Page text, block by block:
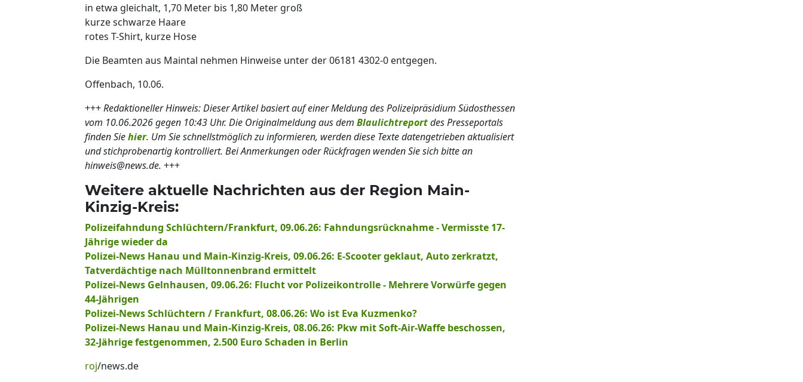
in etwa gleichalt, 1,70 Meter bis 1,80 Meter groß
kurze schwarze Haare
rotes T-Shirt, kurze Hose
Die Beamten aus Maintal nehmen Hinweise unter der 06181 4302-0 entgegen.
Offenbach, 10.06.
+++Redaktioneller Hinweis: Dieser Artikel basiert auf einer Meldung des Polizeipräsidium Südosthessen
vom 10.06.2026 gegen 10:43 Uhr. Die Originalmeldung aus dem Blaulichtreportdes Presseportals
finden Siehier. Um Sie schnellstmöglich zu informieren, werden diese Texte datengetrieben aktualisiert
und stichprobenartig kontrolliert. Bei Anmerkungen oder Rückfragen wenden Sie sich bitte an
hinweis@news.de. +++
Weitere aktuelle Nachrichten aus der Region Main-
Kinzig-Kreis:
Polizeifahndung Schlüchtern/Frankfurt, 09.06.26: Fahndungsrücknahme - Vermisste 17-
Jährige wieder da
Polizei-News Hanau und Main-Kinzig-Kreis, 09.06.26: E-Scooter geklaut, Auto zerkratzt,
Tatverdächtige nach Mülltonnenbrand ermittelt
Polizei-News Gelnhausen, 09.06.26: Flucht vor Polizeikontrolle - Mehrere Vorwürfe gegen
44-Jährigen
Polizei-News Schlüchtern / Frankfurt, 08.06.26: Wo ist Eva Kuzmenko?
Polizei-News Hanau und Main-Kinzig-Kreis, 08.06.26: Pkw mit Soft-Air-Waffe beschossen,
32-Jährige festgenommen, 2.500 Euro Schaden in Berlin
roj/news.de